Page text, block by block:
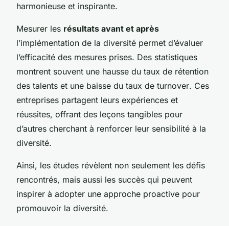
harmonieuse et inspirante.
Mesurer les résultats avant et après
l’implémentation de la diversité permet d’évaluer
l’efficacité des mesures prises. Des statistiques
montrent souvent une hausse du taux de rétention
des talents et une baisse du taux de turnover. Ces
entreprises partagent leurs expériences et
réussites, offrant des leçons tangibles pour
d’autres cherchant à renforcer leur sensibilité à la
diversité.
Ainsi, les études révèlent non seulement les défis
rencontrés, mais aussi les succès qui peuvent
inspirer à adopter une approche proactive pour
promouvoir la diversité.